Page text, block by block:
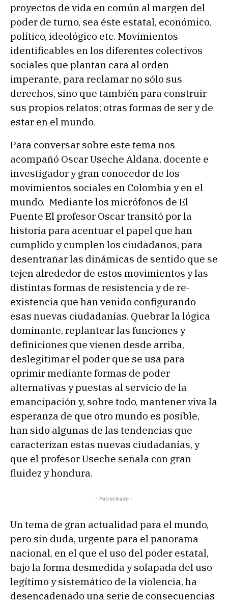
proyectos de vida en común al margen del
poder de turno, sea éste estatal, económico,
político, ideológico etc. Movimientos
identificables en los diferentes colectivos
sociales que plantan cara al orden
imperante, para reclamar no sólo sus
derechos, sino que también para construir
sus propios relatos; otras formas de ser y de
estar en el mundo.
Para conversar sobre este tema nos
acompañó Oscar Useche Aldana, docente e
investigador y gran conocedor de los
movimientos sociales en Colombia y en el
mundo. Mediante los micrófonos de El
Puente El profesor Oscar transitó por la
historia para acentuar el papel que han
cumplido y cumplen los ciudadanos, para
desentrañar las dinámicas de sentido que se
tejen alrededor de estos movimientos y las
distintas formas de resistencia y de re-
existencia que han venido configurando
esas nuevas ciudadanías. Quebrar la lógica
dominante, replantear las funciones y
definiciones que vienen desde arriba,
deslegitimar el poder que se usa para
oprimir mediante formas de poder
alternativas y puestas al servicio de la
emancipación y, sobre todo, mantener viva la
esperanza de que otro mundo es posible,
han sido algunas de las tendencias que
caracterizan estas nuevas ciudadanías, y
que el profesor Useche señala con gran
fluidez y hondura.
- Patrocinado -
Un tema de gran actualidad para el mundo,
pero sin duda, urgente para el panorama
nacional, en el que el uso del poder estatal,
bajo la forma desmedida y solapada del uso
legítimo y sistemático de la violencia, ha
desencadenado una serie de consecuencias